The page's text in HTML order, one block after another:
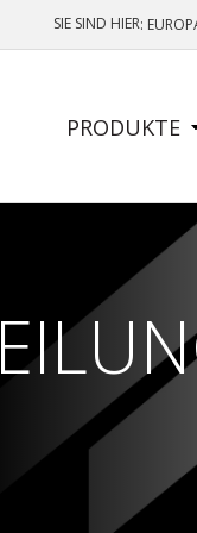
SIE SIND HIER:
SIDE
MENU
PRODUKTE